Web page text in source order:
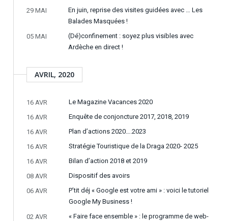
29 MAI
En juin, reprise des visites guidées avec … Les
Balades Masquées !
05 MAI
(Dé)confinement : soyez plus visibles avec
Ardèche en direct !
AVRIL, 2020
16 AVR
Le Magazine Vacances 2020
16 AVR
Enquête de conjoncture 2017, 2018, 2019
16 AVR
Plan d’actions 2020….2023
16 AVR
Stratégie Touristique de la Draga 2020- 2025
16 AVR
Bilan d’action 2018 et 2019
08 AVR
Dispositif des avoirs
06 AVR
P’tit déj « Google est votre ami » : voici le tutoriel
Google My Business !
02 AVR
« Faire face ensemble » : le programme de web-